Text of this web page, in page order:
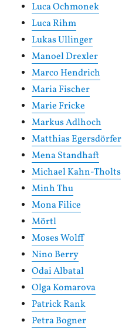
Luca Ochmonek
Luca Rihm
Lukas Ullinger
Manoel Drexler
Marco Hendrich
Maria Fischer
Marie Fricke
Markus Adlhoch
Matthias Egersdörfer
Mena Standhaft
Michael Kahn-Tholts
Minh Thu
Mona Filice
Mörtl
Moses Wolff
Nino Berry
Odai Albatal
Olga Komarova
Patrick Rank
Petra Bogner